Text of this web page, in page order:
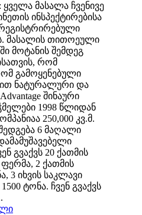
ყველა მასალა ჩვენივე
ინსპექტირებისა
მასალის თითოეული
მოტანის შემდეგ
რომ
გამოყენებული
ით ნატურალური და
შინაური
1998 წლიდან
250,000 კვ.მ.
6 მაღალი
გვაქვს 20 ქათმის
2 ქათმის
3 იხვის საკლავი
ტონა. ჩვენ გვაქვს